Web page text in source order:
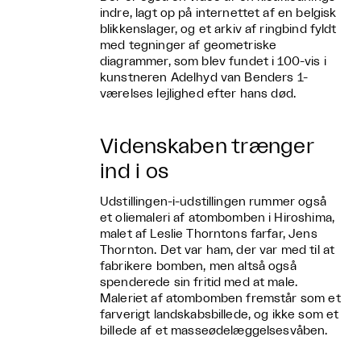
indre, lagt op på internettet af en belgisk
blikkenslager, og et arkiv af ringbind fyldt
med tegninger af geometriske
diagrammer, som blev fundet i 100-vis i
kunstneren Adelhyd van Benders 1-
værelses lejlighed efter hans død.
Videnskaben trænger
ind i os
Udstillingen-i-udstillingen rummer også
et oliemaleri af atombomben i Hiroshima,
malet af Leslie Thorntons farfar, Jens
Thornton. Det var ham, der var med til at
fabrikere bomben, men altså også
spenderede sin fritid med at male.
Maleriet af atombomben fremstår som et
farverigt landskabsbillede, og ikke som et
billede af et masseødelæggelsesvåben.